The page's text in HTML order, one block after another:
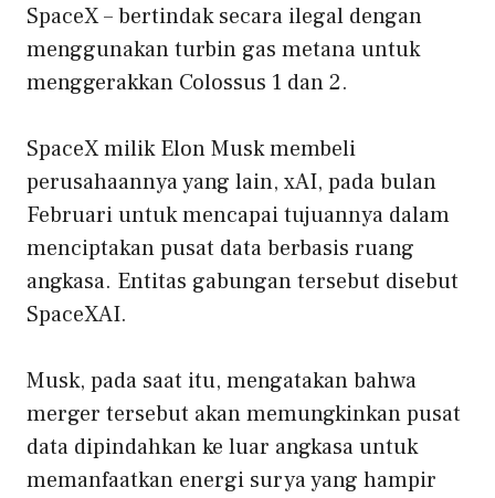
SpaceX – bertindak secara ilegal dengan
menggunakan turbin gas metana untuk
menggerakkan Colossus 1 dan 2.
SpaceX milik Elon Musk membeli
perusahaannya yang lain, xAI, pada bulan
Februari untuk mencapai tujuannya dalam
menciptakan pusat data berbasis ruang
angkasa. Entitas gabungan tersebut disebut
SpaceXAI.
Musk, pada saat itu, mengatakan bahwa
merger tersebut akan memungkinkan pusat
data dipindahkan ke luar angkasa untuk
memanfaatkan energi surya yang hampir